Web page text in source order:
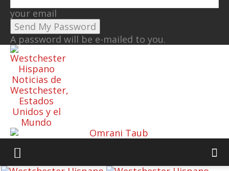
your email
A password will be e-mailed to you.
Noticias de
Westchester,
Estados
Unidos y el
Mundo